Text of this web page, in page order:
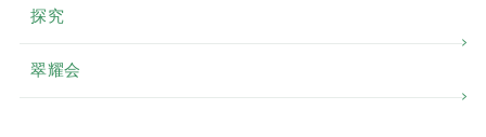
探究
翠耀会